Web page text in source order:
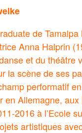
de
Anna Halprin
et du
la scène de ses
performatif
en Allemagne,
2016 à l’Ecole
artistiques